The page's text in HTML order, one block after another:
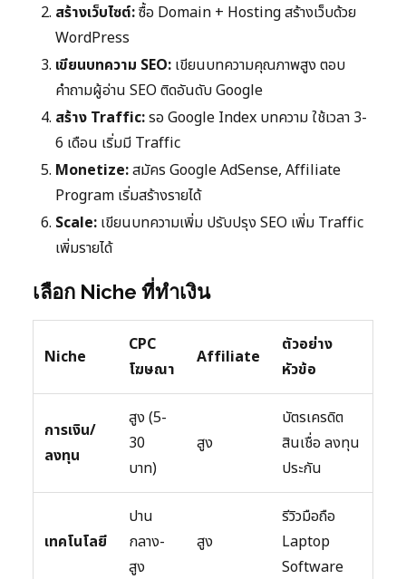
สร้างเว็บไซต์:ซื้อ Domain + Hosting สร้างเว็บด้วย
WordPress
เขียนบทความ SEO: เขียนบทความคุณภาพสูง ตอบ
คำถามผู้อ่าน SEO ติดอันดับ Google
สร้าง Traffic:รอ Google Index บทความ ใช้เวลา 3-
6 เดือน เริ่มมี Traffic
Monetize:สมัคร Google AdSense, Affiliate
Program เริ่มสร้างรายได้
Scale: เขียนบทความเพิ่ม ปรับปรุง SEO เพิ่ม Traffic
เพิ่มรายได้
เลือก Niche ที่ทำเงิน
Niche
CPC
โฆษณา
Affiliate
ตัวอย่าง
หัวข้อ
การเงิน/
ลงทุน
สูง (5-
30
บาท)
สูง
บัตรเครดิต
สินเชื่อ ลงทุน
ประกัน
เทคโนโลยี
ปาน
กลาง-
สูง
สูง
รีวิวมือถือ
Laptop
Software